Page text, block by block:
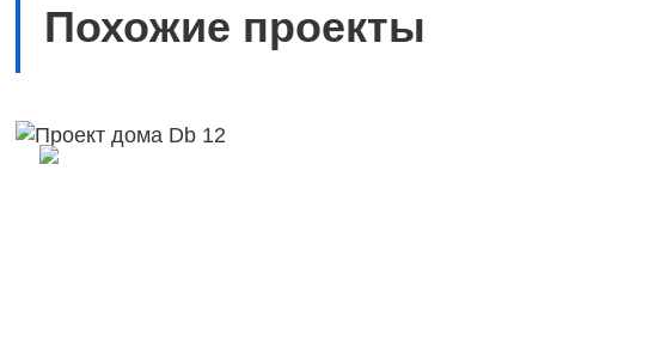
Похожие проекты